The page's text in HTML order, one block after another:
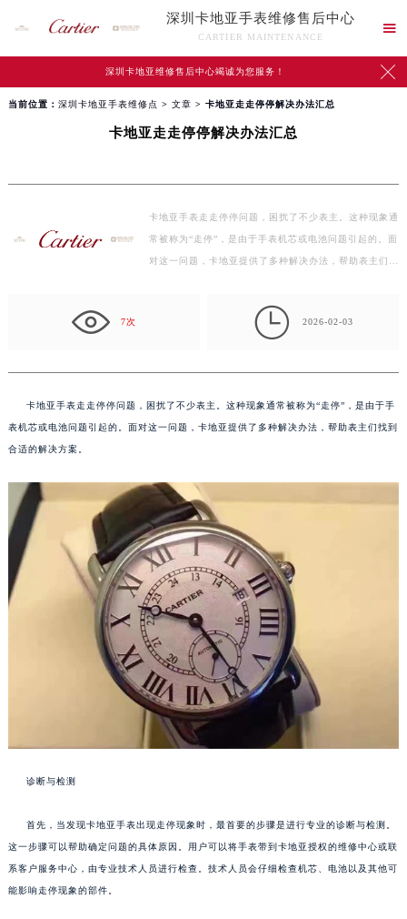
深圳卡地亚手表维修售后中心
CARTIER MAINTENANCE

深圳卡地亚维修售后中心竭诚为您服务！ 
当前位置： 深圳卡地亚手表维修点 > 文章 > 卡地亚走走停停解决办法汇总
卡地亚走走停停解决办法汇总
卡地亚手表走走停停问题，困扰了不少表主。这种现象通
常被称为“走停”，是由于手表机芯或电池问题引起的。面
对这一问题，卡地亚提供了多种解决办法，帮助表主们…
7次  2026-02-03
卡地亚手表走走停停问题，困扰了不少表主。这种现象通常被称为“走停”，是由于手
表机芯或电池问题引起的。面对这一问题，卡地亚提供了多种解决办法，帮助表主们找到
合适的解决方案。
诊断与检测
首先，当发现卡地亚手表出现走停现象时，最首要的步骤是进行专业的诊断与检测。
这一步骤可以帮助确定问题的具体原因。用户可以将手表带到卡地亚授权的维修中心或联
系客户服务中心，由专业技术人员进行检查。技术人员会仔细检查机芯、电池以及其他可
能影响走停现象的部件。